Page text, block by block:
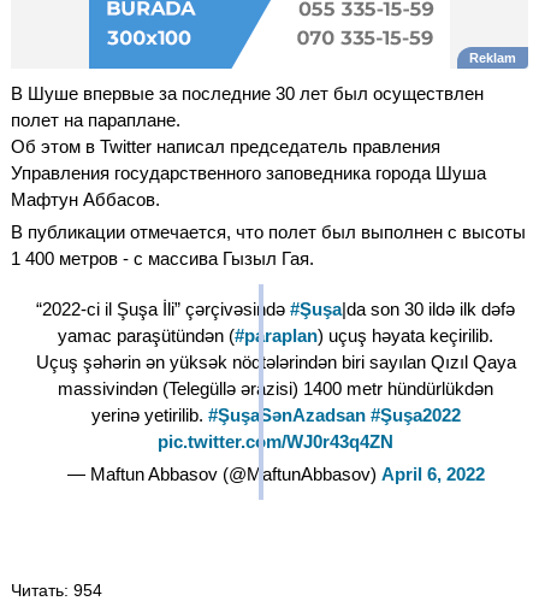
В Шуше впервые за последние 30 лет был осуществлен
полет на параплане.
Об этом в Twitter написал председатель правления
Управления государственного заповедника города Шуша
Мафтун Аббасов.
В публикации отмечается, что полет был выполнен с высоты
1 400 метров - с массива Гызыл Гая.
“2022-ci il Şuşa İli” çərçivəsində #Şuşa|da son 30 ildə ilk dəfə
yamac paraşütündən (#paraplan) uçuş həyata keçirilib.
Uçuş şəhərin ən yüksək nöqtələrindən biri sayılan Qızıl Qaya
massivindən (Telegüllə ərazisi) 1400 metr hündürlükdən
yerinə yetirilib. #ŞuşaSənAzadsan #Şuşa2022
pic.twitter.com/WJ0r43q4ZN
— Maftun Abbasov (@MaftunAbbasov) April 6, 2022
Читать: 954